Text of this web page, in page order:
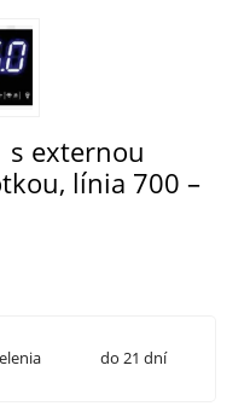
s externou
línia 700 –
do 21 dní